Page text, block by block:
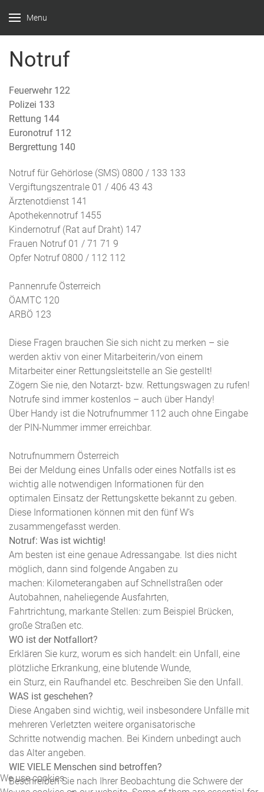
Menu
Notruf
Feuerwehr 122
Polizei 133
Rettung 144
Euronotruf 112
Bergrettung 140
Notruf für Gehörlose (SMS) 0800 / 133 133
Vergiftungszentrale 01 / 406 43 43
Ärztenotdienst 141
Apothekennotruf 1455
Kindernotruf (Rat auf Draht) 147
Frauen Notruf 01 / 71 71 9
Opfer Notruf 0800 / 112 112
Pannenrufe Österreich
ÖAMTC 120
ARBÖ 123
Diese Fragen brauchen Sie sich nicht zu merken – sie
werden aktiv von einer Mitarbeiterin/von einem
Mitarbeiter einer Rettungsleitstelle an Sie gestellt!
Zögern Sie nie, den Notarzt- bzw. Rettungswagen zu rufen!
Notrufe sind immer kostenlos – auch über Handy!
Über Handy ist die Notrufnummer 112 auch ohne Eingabe
der PIN-Nummer immer erreichbar.
Notrufnummern Österreich
Bei der Meldung eines Unfalls oder eines Notfalls ist es
wichtig alle notwendigen Informationen für den
optimalen Einsatz der Rettungskette bekannt zu geben.
Diese Informationen können mit den fünf W’s
zusammengefasst werden.
Notruf: Was ist wichtig!
Am besten ist eine genaue Adressangabe. Ist dies nicht
möglich, dann sind folgende Angaben zu
machen: Kilometerangaben auf Schnellstraßen oder
Autobahnen, naheliegende Ausfahrten,
Fahrtrichtung, markante Stellen: zum Beispiel Brücken,
große Straßen etc.
WO ist der Notfallort?
Erklären Sie kurz, worum es sich handelt: ein Unfall, eine
plötzliche Erkrankung, eine blutende Wunde,
ein Sturz, ein Raufhandel etc. Beschreiben Sie den Unfall.
WAS ist geschehen?
Diese Angaben sind wichtig, weil insbesondere Unfälle mit
mehreren Verletzten weitere organisatorische
Schritte notwendig machen. Bei Kindern unbedingt auch
das Alter angeben.
WIE VIELE Menschen sind betroffen?
Beschreiben Sie nach Ihrer Beobachtung die Schwere der
We use cookies